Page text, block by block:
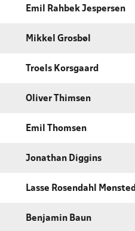
Emil Rahbek Jespersen
Mikkel Grosbøl
Troels Korsgaard
Oliver Thimsen
Emil Thomsen
Jonathan Diggins
Lasse Rosendahl Mønsted
Benjamin Baun